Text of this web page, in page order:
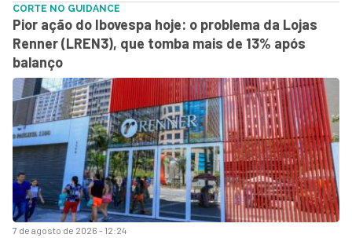
7 de agosto de 2026 - 12:24
CORTE NO GUIDANCE
Pior ação do Ibovespa hoje: o problema da Lojas
Renner (LREN3), que tomba mais de 13% após
balanço